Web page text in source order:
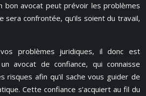
bon avocat peut prévoir les problèmes
sera confrontée, qu’ils soient du travail,
problèmes juridiques, il donc est
avocat de confiance, qui connaisse
risques afin qu’il sache vous guider de
Cette confiance s’acquiert au fil du